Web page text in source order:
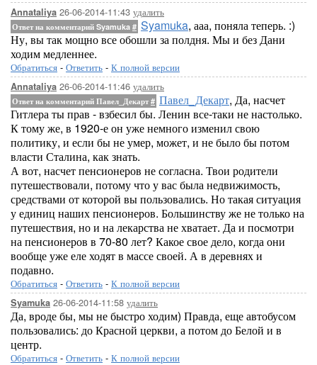
Annataliya 26-06-2014-11:43 удалить
Ответ на комментарий Syamuka # Syamuka, ааа, поняла теперь. :)
Ну, вы так мощно все обошли за полдня. Мы и без Дани
ходим медленнее.
Обратиться - Ответить - К полной версии
Annataliya 26-06-2014-11:46 удалить
Ответ на комментарий Павел_Декарт# Павел_Декарт, Да, насчет
Гитлера ты прав - взбесил бы. Ленин все-таки не настолько.
К тому же, в 1920-е он уже немного изменил свою
политику, и если бы не умер, может, и не было бы потом
власти Сталина, как знать.
А вот, насчет пенсионеров не согласна. Твои родители
путешествовали, потому что у вас была недвижимость,
средствами от которой вы пользовались. Но такая ситуация
у единиц наших пенсионеров. Большинству же не только на
путешествия, но и на лекарства не хватает. Да и посмотри
на пенсионеров в 70-80 лет? Какое свое дело, когда они
вообще уже еле ходят в массе своей. А в деревнях и
подавно.
Обратиться - Ответить - К полной версии
Syamuka 26-06-2014-11:58 удалить
Да, вроде бы, мы не быстро ходим) Правда, еще автобусом
пользовались: до Красной церкви, а потом до Белой и в
центр.
Обратиться - Ответить - К полной версии